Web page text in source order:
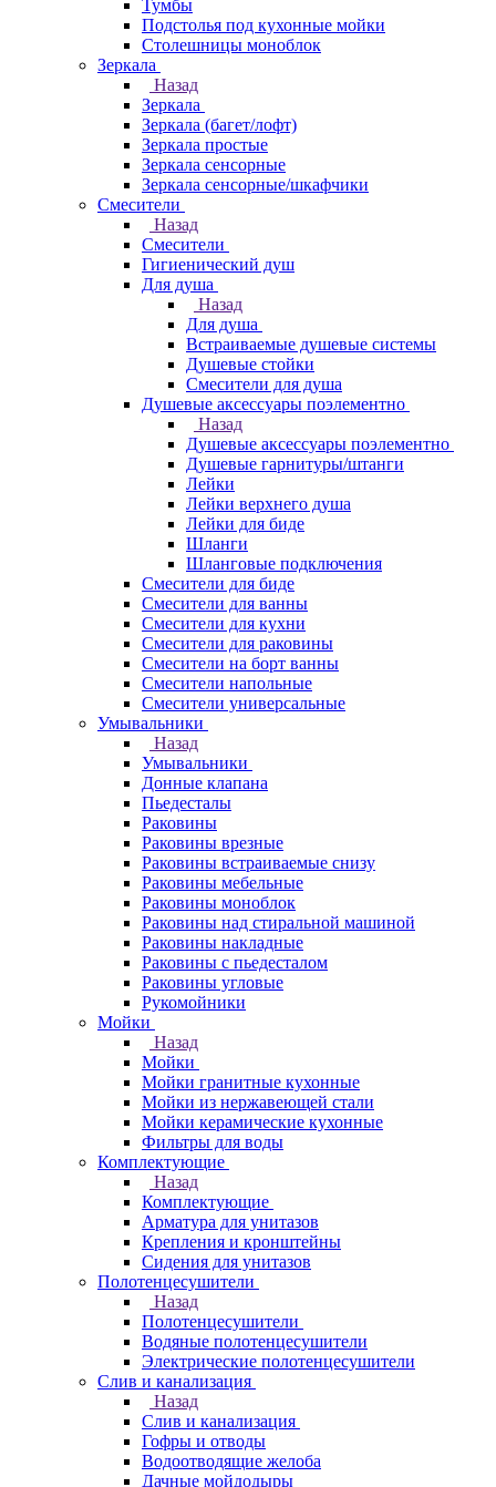
Тумбы
Подстолья под кухонные мойки
Столешницы моноблок
Зеркала
Назад
Зеркала
Зеркала (багет/лофт)
Зеркала простые
Зеркала сенсорные
Зеркала сенсорные/шкафчики
Смесители
Назад
Смесители
Гигиенический душ
Для душа
Назад
Для душа
Встраиваемые душевые системы
Душевые стойки
Смесители для душа
Душевые аксессуары поэлементно
Назад
Душевые аксессуары поэлементно
Душевые гарнитуры/штанги
Лейки
Лейки верхнего душа
Лейки для биде
Шланги
Шланговые подключения
Смесители для биде
Смесители для ванны
Смесители для кухни
Смесители для раковины
Смесители на борт ванны
Смесители напольные
Смесители универсальные
Умывальники
Назад
Умывальники
Донные клапана
Пьедесталы
Раковины
Раковины врезные
Раковины встраиваемые снизу
Раковины мебельные
Раковины моноблок
Раковины над стиральной машиной
Раковины накладные
Раковины с пьедесталом
Раковины угловые
Рукомойники
Мойки
Назад
Мойки
Мойки гранитные кухонные
Мойки из нержавеющей стали
Мойки керамические кухонные
Фильтры для воды
Комплектующие
Назад
Комплектующие
Арматура для унитазов
Крепления и кронштейны
Сидения для унитазов
Полотенцесушители
Назад
Полотенцесушители
Водяные полотенцесушители
Электрические полотенцесушители
Слив и канализация
Назад
Слив и канализация
Гофры и отводы
Водоотводящие желоба
Дачные мойдодыры